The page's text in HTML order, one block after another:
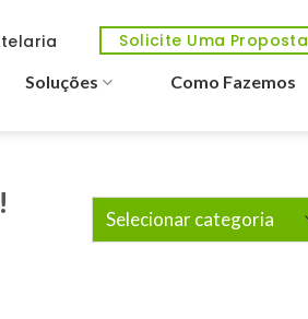
Solicite Uma Proposta
Soluções Como Fazemos
Categorias